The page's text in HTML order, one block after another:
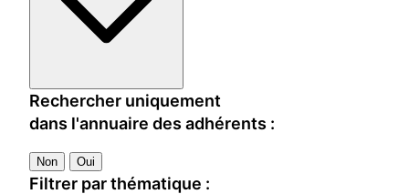
Rechercher uniquement
dans l'annuaire des adhérents :
Non Oui
Filtrer par thématique :